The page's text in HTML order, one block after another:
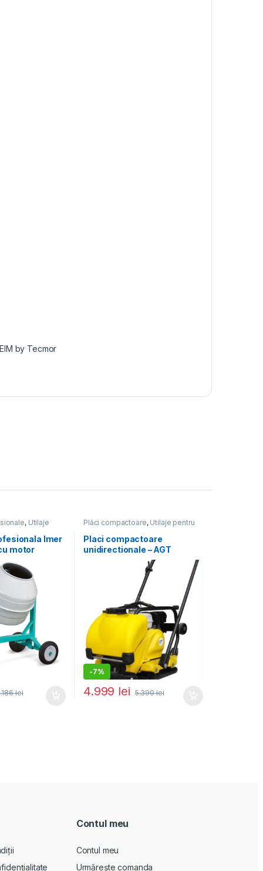
by Tecmor
, Utilaje
Imer
motor
lei
Plăci compactoare, Utilaje pentru
construcții
Placi compactoare
unidirectionale – AGT
PCL100 GX160 cu pad pt.
pavele, rezervor de apa si
roti ptr transport
-7%
4.999 lei 5.390lei
Contul meu
Contul meu
Urmărește comanda